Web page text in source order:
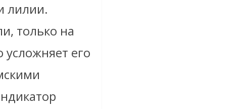
лилии.
только на
усложняет его